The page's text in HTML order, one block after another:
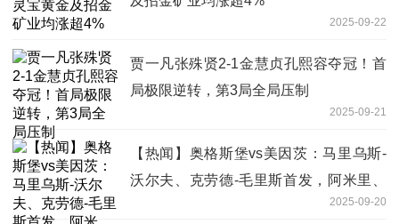
2025-09-22
贾一凡张殊贤2-1金慧贞孔熙容夺冠！首
局极限逆转，第3局全局压制
2025-09-21
【热闻】奥格斯堡vs美因茨：马里乌斯-
沃尔夫、克劳德-毛里斯首发，阿米里、
2025-09-20